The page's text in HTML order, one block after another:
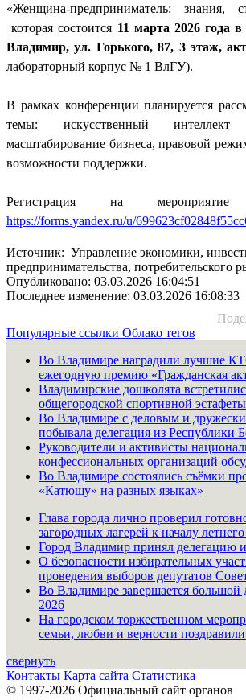
«Женщина-предприниматель:
которая состоится 11 марта 2026 года в
Владимир, ул. Горького, 87, 3 этаж,
лабораторный корпус № 1 ВлГУ).
В рамках конференции планируется
темы: искусственный
масштабирование бизнеса, правовой
возможности поддержки.
Регистрация на
https://forms.yandex.ru/u/
Источник: Управление экономики,
предпринимательства, потребительского
Опубликовано: 03.03.2026 16:04:51
Последнее изменение: 03.03.2026 16:08:33
Популярные ссылки Облако тегов
Во Владимире наградили лучшие
ежегодную премию «Гражданская
Владимирские дошколята
общегородской спортивной эстафеты
Во Владимире с деловым и
побывала делегация из Республики
Руководители и активисты
конфессиональных организаций
Во Владимире состоялись съёмки
«Катюшу» на разных языках»
Глава города лично проверил
загородных лагерей к началу летнего
Город Владимир принял делегацию
О безопасности избирательных
проведения выборов депутатов
Во Владимире завершается
2026
На городском торжественном
семьи, любви и верности
свернуть
Контакты Карта сайта Статистика
© 1997-2026 Официальный сайт органов